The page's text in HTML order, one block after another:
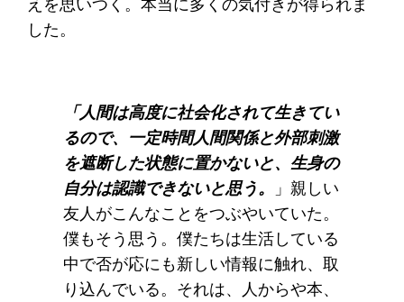
えを思いつく。本当に多くの気付きが得られま
した。
「人間は高度に社会化されて生きてい
るので、一定時間人間関係と外部刺激
を遮断した状態に置かないと、生身の
自分は認識できないと思う。
」親しい
友人がこんなことをつぶやいていた。
僕もそう思う。僕たちは生活している
中で否が応にも新しい情報に触れ、取
り込んでいる。それは、人からや本、